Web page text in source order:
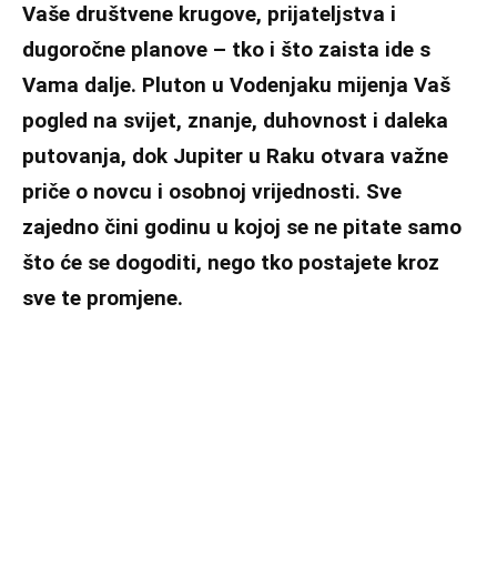
Vaše društvene krugove, prijateljstva i
dugoročne planove – tko i što zaista ide s
Vama dalje. Pluton u Vodenjaku mijenja Vaš
pogled na svijet, znanje, duhovnost i daleka
putovanja, dok Jupiter u Raku otvara važne
priče o novcu i osobnoj vrijednosti. Sve
zajedno čini godinu u kojoj se ne pitate samo
što će se dogoditi, nego tko postajete kroz
sve te promjene.